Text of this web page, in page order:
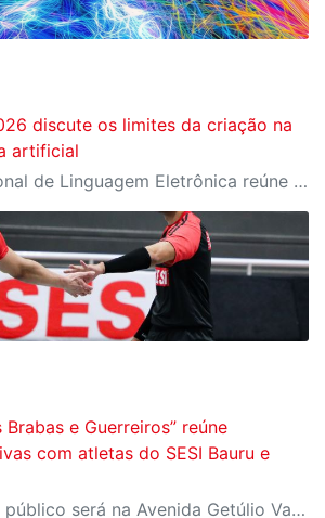
discute os limites da criação na
artificial
Festival Internacional de Linguagem Eletrônica reúne cerca de 150 obras de artistas de diversos países e convida o público a refletir sobre as novas relações entre arte, tecnologia e inteligência artificial
e Guerreiros” reúne
com atletas do SESI Bauru e
Evento aberto ao público será na Avenida Getúlio Vargas, no domingo, 16, às 9h, com revelação do novo uniforme da equipe